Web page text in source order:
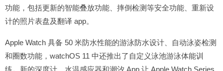
功能，包括更新的智能叠放功能、摔倒检测等安全功能、重新设
计的照片表盘及翻译 app。
Apple Watch 具备 50 米防水性能的游泳防水设计、自动泳姿检测
和圈数功能，watchOS 11 中还推出了自定义泳池游泳体能训
练。新的深度计、水温感应器和潮汐 App 让 Apple Watch Series